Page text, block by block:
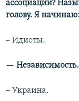
ассоциации?
голову. Я
– Идиоты.
—​ Независимость.
– Украина.